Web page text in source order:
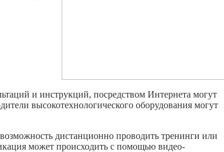
и инструкций, посредством Интернета могут
высокотехнологического оборудования могут
дистанционно проводить тренинги или
может происходить с помощью видео-